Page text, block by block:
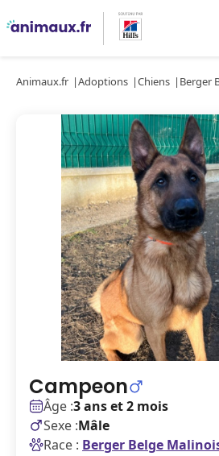
Animaux.fr Adoptions Chiens Berger
Campeon
Âge :3 ans et 2 mois
Sexe :Mâle
Race : Berger Belge